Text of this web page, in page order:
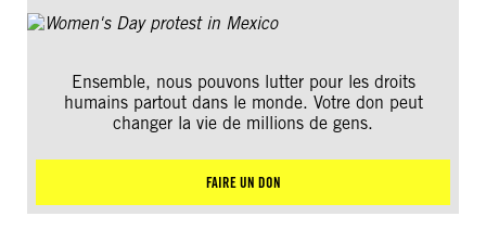
Ensemble, nous pouvons lutter pour les droits
humains partout dans le monde. Votre don peut
changer la vie de millions de gens.
FAIRE UN DON